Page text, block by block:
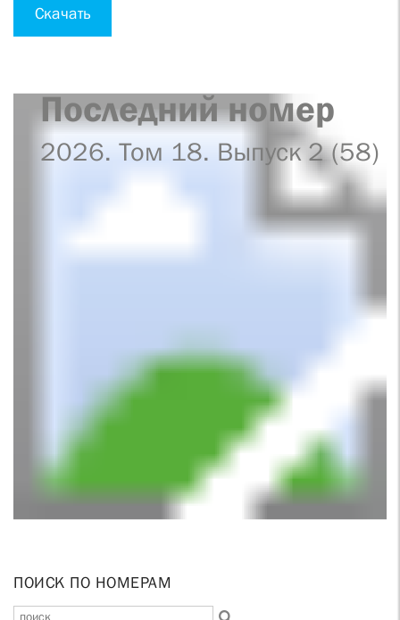
Скачать
Последний номер
2026. Том 18. Выпуск 2 (58)
ПОИСК ПО НОМЕРАМ